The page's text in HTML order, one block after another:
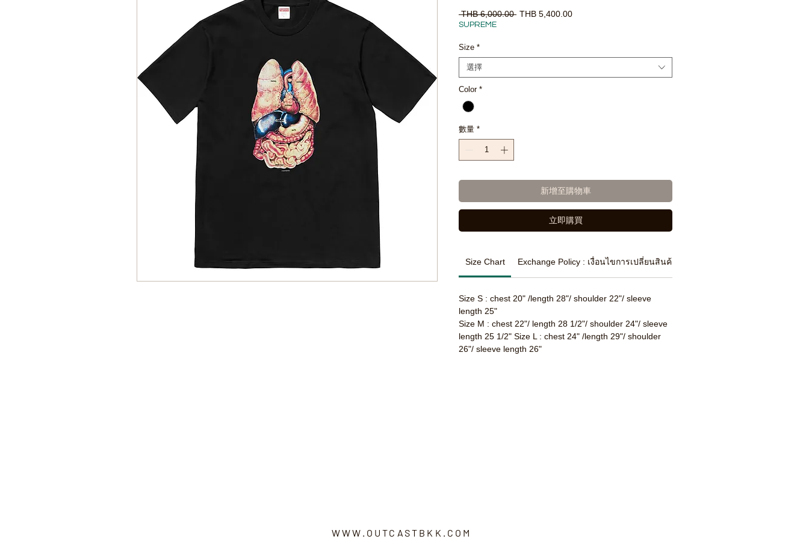
THB 6,000.00 一THB 5,400.00促
SUPREME
Size *
選擇
Color *
數量 *
新增至購物車
立即購買
Size Chart Exchange Policy : เงื่อนไขการเปลี่ยนสินค้า
Size S : chest 20" /length 28"/ shoulder 22"/ sleeve
length 25"
Size M : chest 22"/ length 28 1/2"/ shoulder 24"/ sleeve
length 25 1/2" Size L : chest 24" /length 29"/ shoulder
26"/ sleeve length 26"
WWW.OUTCASTBKK.COM